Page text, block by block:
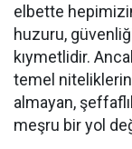
elbette
huzuru,
kıymetlidir.
temel
almayan,
meşru bir yol